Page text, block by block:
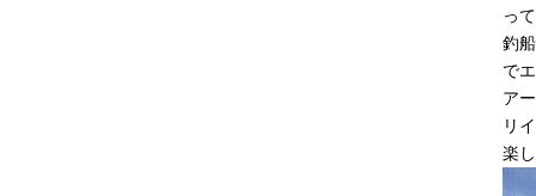
っ
釣
で
ア
リ
楽